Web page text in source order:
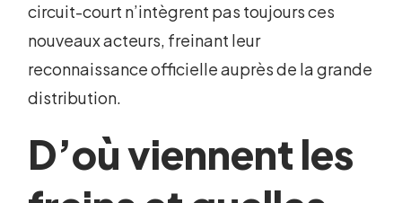
circuit-court n’intègrent pas toujours ces
nouveaux acteurs, freinant leur
reconnaissance officielle auprès de la grande
distribution.
D’où viennent les